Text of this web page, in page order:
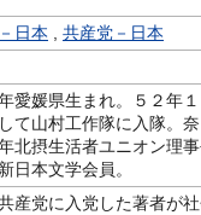
日本 , 共産党－日本
愛媛県生まれ。５２年
て山村工作隊に入隊。
北摂生活者ユニオン理
日本文学会員。
産党に入党した著者が